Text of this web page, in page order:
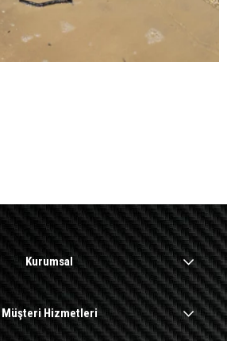
Kurumsal
Müşteri Hizmetleri